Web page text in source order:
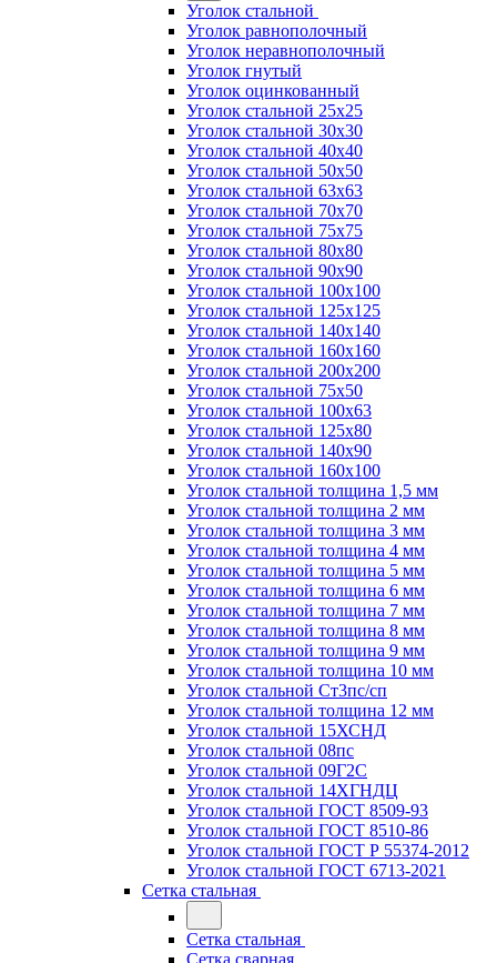
Уголок стальной
Уголок равнополочный
Уголок неравнополочный
Уголок гнутый
Уголок оцинкованный
Уголок стальной 25х25
Уголок стальной 30х30
Уголок стальной 40х40
Уголок стальной 50х50
Уголок стальной 63х63
Уголок стальной 70х70
Уголок стальной 75х75
Уголок стальной 80х80
Уголок стальной 90х90
Уголок стальной 100х100
Уголок стальной 125х125
Уголок стальной 140х140
Уголок стальной 160х160
Уголок стальной 200х200
Уголок стальной 75х50
Уголок стальной 100х63
Уголок стальной 125х80
Уголок стальной 140х90
Уголок стальной 160х100
Уголок стальной толщина 1,5 мм
Уголок стальной толщина 2 мм
Уголок стальной толщина 3 мм
Уголок стальной толщина 4 мм
Уголок стальной толщина 5 мм
Уголок стальной толщина 6 мм
Уголок стальной толщина 7 мм
Уголок стальной толщина 8 мм
Уголок стальной толщина 9 мм
Уголок стальной толщина 10 мм
Уголок стальной Ст3пс/сп
Уголок стальной толщина 12 мм
Уголок стальной 15ХСНД
Уголок стальной 08пс
Уголок стальной 09Г2С
Уголок стальной 14ХГНДЦ
Уголок стальной ГОСТ 8509-93
Уголок стальной ГОСТ 8510-86
Уголок стальной ГОСТ Р 55374-2012
Уголок стальной ГОСТ 6713-2021
Сетка стальная
Сетка стальная
Сетка сварная